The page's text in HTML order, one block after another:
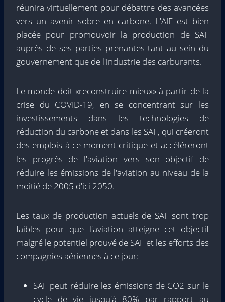
réunira virtuellement pour débattre des avancées
vers un avenir sobre en carbone. L'AIE est bien
placée pour promouvoir la production de SAF
auprès de ses parties prenantes tant au sein du
gouvernement que de l'industrie des carburants.
Le monde doit «reconstruire mieux» à partir de la
crise du COVID-19, en se concentrant sur les
investissements dans les technologies de
réduction du carbone et dans les SAF, qui créeront
des emplois à ce moment critique et accéléreront
les progrès de l'aviation vers son objectif de
réduire les émissions de l'aviation au niveau de la
moitié de 2005 d'ici 2050.
Les taux de production actuels de SAF sont trop
faibles pour que l'aviation atteigne cet objectif
malgré le potentiel prouvé de SAF et les efforts des
compagnies aériennes à ce jour:
SAF peut réduire les émissions de CO2 sur le
cycle de vie jusqu'à 80% par rapport au